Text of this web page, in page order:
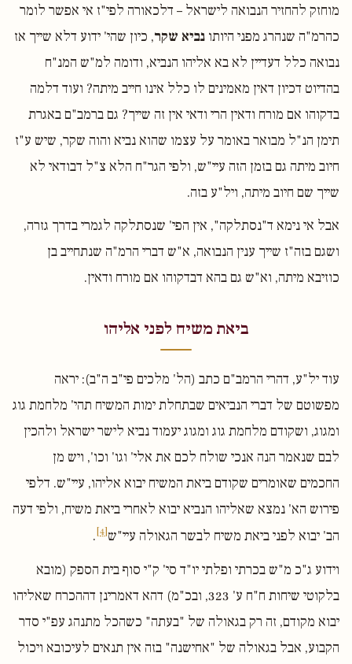
מוחזק להחזיר הנבואה לישראל – דלכאורה לפי"ז אי אפשר לומר
כהרמ"ה שנהרג מפני היותו נביא שקר, כיון שהי' ידוע דלא שייך אז
נבואה כלל דעדיין לא בא אליהו הנביא, ודומה למ"ש המנ"ח
בהדיוט דכיון דאין מאמינים לו כלל אינו חייב מיתה? ועוד דלמה
בדקוהו אם מורח ודאין הרי ודאי אין זה שייך? גם ברמב"ם באגרת
תימן הנ"ל מבואר באומר על עצמו שהוא נביא והוה שקר, שיש ע"ז
חיוב מיתה גם בזמן הזה עיי"ש, ולפי הגר"ח הלא צ"ל דבודאי לא
שייך שם חיוב מיתה, ויל"ע בזה.
אבל אי נימא ד"נסתלקה", אין הפי' שנסתלקה לגמרי בדרך גזרה,
ושגם בזה"ז שייך ענין הנבואה, א"ש דברי הרמ"ה שנתחייב בן
כוזיבא מיתה, וא"ש גם בהא דבדקוהו אם מורח ודאין.
ביאת משיח לפני אליהו
עוד יל"ע, דהרי הרמב"ם כתב (הל' מלכים פי"ב ה"ב): יראה
מפשוטם של דברי הנביאים שבתחלת ימות המשיח תהי' מלחמת גוג
ומגוג, ושקודם מלחמת גוג ומגוג יעמוד נביא לישר ישראל ולהכין
לבם שנאמר הנה אנכי שולח לכם את אלי' וגו' וכו', ויש מן
החכמים שאומרים שקודם ביאת המשיח יבוא אליהו, עיי"ש. דלפי
פירוש הא' נמצא שאליהו הנביא יבוא לאחרי ביאת משיח, ולפי דעה
הב' יבוא לפני ביאת משיח לבשר הגאולה עיי"ש[4]
.
וידוע ג"כ מ"ש בכרתי ופלתי יו"ד סי' ק"י סוף בית הספק (מובא
בלקוטי שיחות ח"ח ע' 323, ובכ"מ) דהא דאמרינן דההכרח שאליהו
יבוא מקודם, זה רק בגאולה של "בעתה" כשהכל מתנהג עפ"י סדר
הקבוע, אבל בגאולה של "אחישנה" בזה אין תנאים לעיכובא ויכול